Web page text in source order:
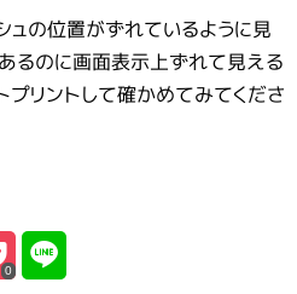
の位置がずれているように見
るのに画面表示上ずれて見える
リントして確かめてみてくださ
0